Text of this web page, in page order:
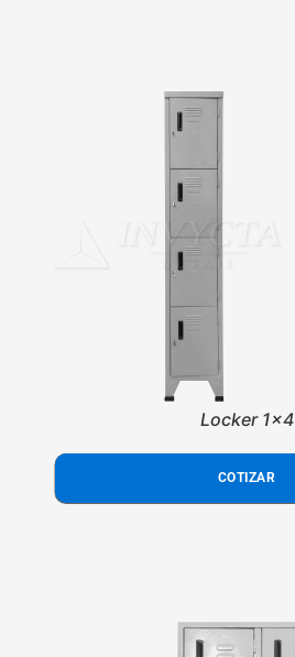
Locker 1x4
COTIZAR